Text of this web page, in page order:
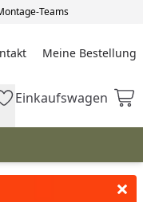
Teams
Meine Bestellung
Meine Bestellung
Einkaufswagen
Einkaufswagen